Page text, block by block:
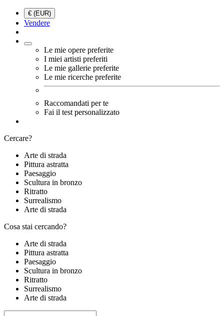
€ (EUR)
Vendere
Le mie opere preferite
I miei artisti preferiti
Le mie gallerie preferite
Le mie ricerche preferite
Raccomandati per te
Fai il test personalizzato
Cercare?
Arte di strada
Pittura astratta
Paesaggio
Scultura in bronzo
Ritratto
Surrealismo
Arte di strada
Cosa stai cercando?
Arte di strada
Pittura astratta
Paesaggio
Scultura in bronzo
Ritratto
Surrealismo
Arte di strada